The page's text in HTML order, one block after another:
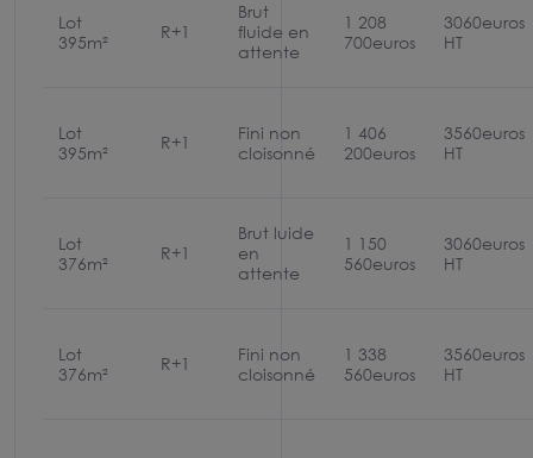
Lot
395m²
R+1
Brut
fluide en
attente
1 208
700euros
3060euros
HT
Lot
395m²
R+1
Fini non
cloisonné
1 406
200euros
3560euros
HT
Lot
376m²
R+1
Brut luide
en
attente
1 150
560euros
3060euros
HT
Lot
376m²
R+1
Fini non
cloisonné
1 338
560euros
3560euros
HT